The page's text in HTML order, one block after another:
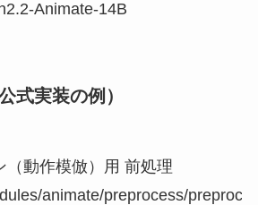
式実装の例）
（動作模倣）用 前処理
animate/preprocess/